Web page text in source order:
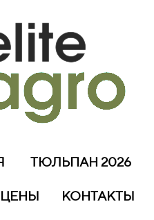
ТЮЛЬПАН 2026
ЦЕНЫ КОНТАКТЫ